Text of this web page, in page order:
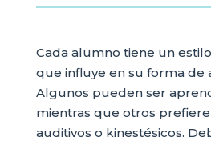
Cada alumno tiene un
que influye en su forma de
Algunos pueden ser
mientras que otros
auditivos o kinestésicos.